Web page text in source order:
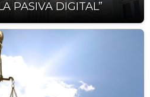
PASIVA DIGITAL”